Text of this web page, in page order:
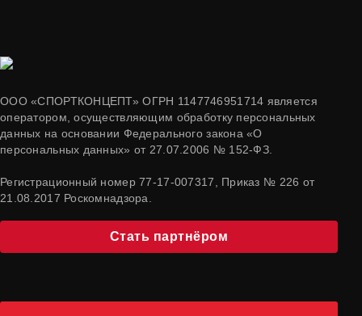
ООО «СПОРТКОНЦЕПТ» ОГРН 1147746951714 является
оператором, осуществляющим обработку персональных
данных на основании Федерального закона «О
персональных данных» от 27.07.2006 № 152-ФЗ.
Регистрационный номер 77-17-007317, Приказ № 226 от
21.08.2017 Роскомнадзора.
Стать партнёром